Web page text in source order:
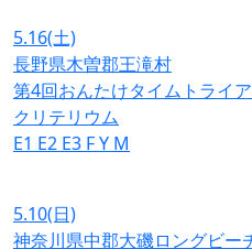
5.16(土)
長野県木曽郡王滝村
第4回おんたけタイムトライ
クリテリウム
E1 E2 E3 FY M
5.10(日)
神奈川県中郡大磯ロングビー